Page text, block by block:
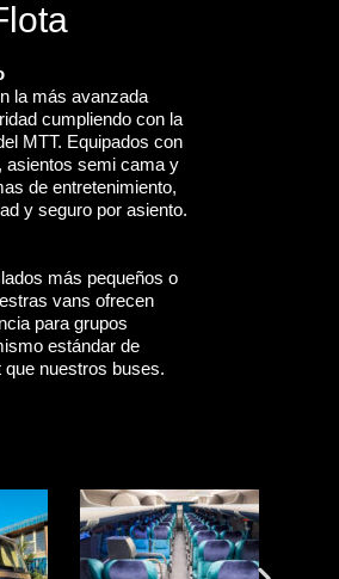
la más avanzada
cumpliendo con la
MTT. Equipados con
asientos semi cama y
de entretenimiento,
y seguro por asiento.
más pequeños o
vans ofrecen
para grupos
estándar de
nuestros buses.